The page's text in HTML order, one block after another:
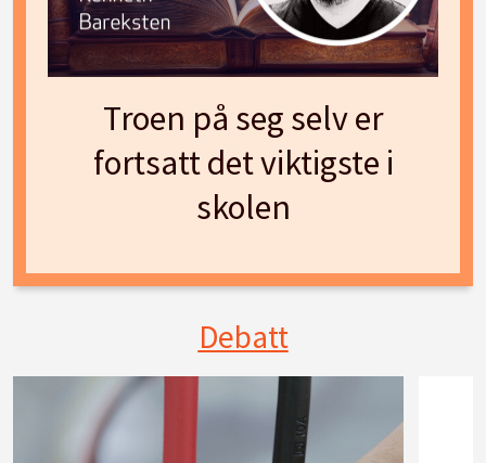
Troen på seg selv er
fortsatt det viktigste i
skolen
Debatt